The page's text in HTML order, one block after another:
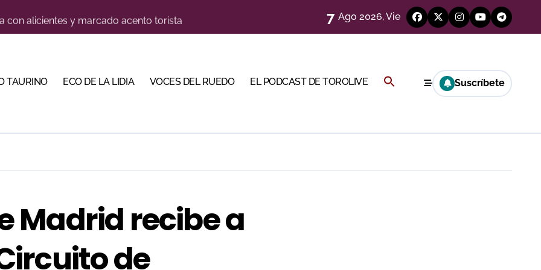
con alicientes y marcado acento torista
su temporada de figura y el palco niega el premio a Roca Rey
cuadro de honor de las Colombinas 2026
abre la corrida de seis rejoneadores en El Puerto de Santa María esta noche
7 Ago 2026, Vie
TAURINO ECO DE LA LIDIA VOCES DEL RUEDO EL PODCAST DE TOROLIVE Buscar: Suscríbete
Madrid recibe a
de